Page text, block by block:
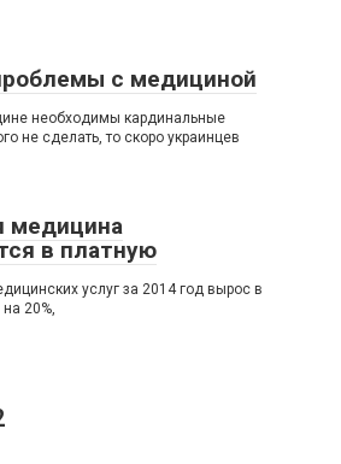
с медициной
необходимы кардинальные
не сделать, то скоро украинцев
медицина
в платную
услуг за 2014 год вырос в
20%,